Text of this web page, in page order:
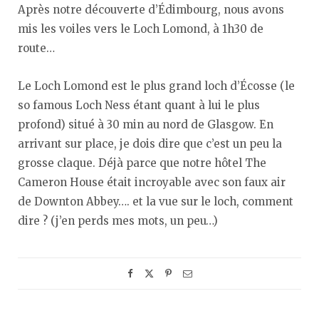
Après notre découverte d’Édimbourg, nous avons
mis les voiles vers le Loch Lomond, à 1h30 de
route…
Le Loch Lomond est le plus grand loch d’Écosse (le
so famous Loch Ness étant quant à lui le plus
profond) situé à 30 min au nord de Glasgow. En
arrivant sur place, je dois dire que c’est un peu la
grosse claque. Déjà parce que notre hôtel The
Cameron House était incroyable avec son faux air
de Downton Abbey…. et la vue sur le loch, comment
dire ? (j’en perds mes mots, un peu…)